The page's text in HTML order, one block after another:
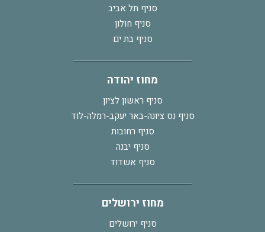
סניף תל אביב
סניף חולון
סניף בת ים
מחוז יהודה
סניף ראשון לציון
סניף נס ציונה-באר יעקב-רמלה-לוד
סניף רחובות
סניף יבנה
סניף אשדוד
מחוז ירושלים
סניף ירושלים